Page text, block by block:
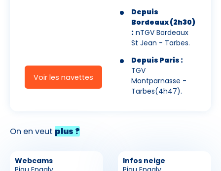
Voir les navettes
Depuis
Bordeaux (2h30)
: nTGV Bordeaux
St Jean - Tarbes.
Depuis Paris :
TGV
Montparnasse -
Tarbes(4h47).
On en veut plus ?
Webcams
Infos neige